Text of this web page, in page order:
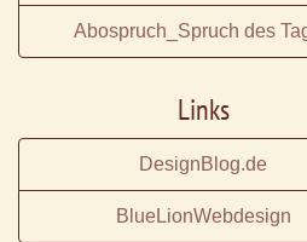
Abospruch_Spruch des
Links
DesignBlog.de
BlueLionWebdesign